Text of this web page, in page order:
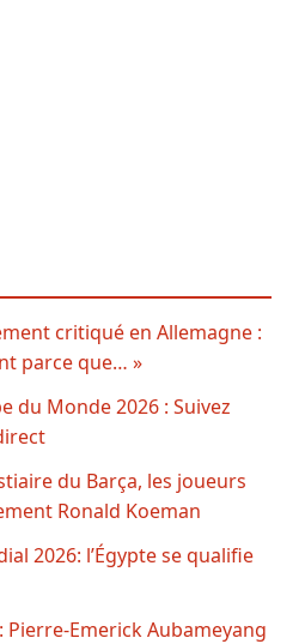
critiqué en Allemagne :
parce que… »
du Monde 2026 : Suivez
du Barça, les joueurs
Ronald Koeman
2026: l’Égypte se qualifie
Pierre-Emerick Aubameyang